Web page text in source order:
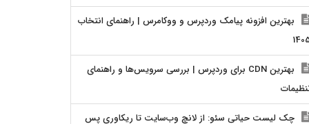
بهترین افزونه پیامک وردپرس و ووکامرس | راهنمای انتخاب
بهترین CDN برای وردپرس | بررسی سرویس‌ها و راهنمای
چک لیست حیاتی سئو: از لانچ وب‌سایت تا ریکاوری پس